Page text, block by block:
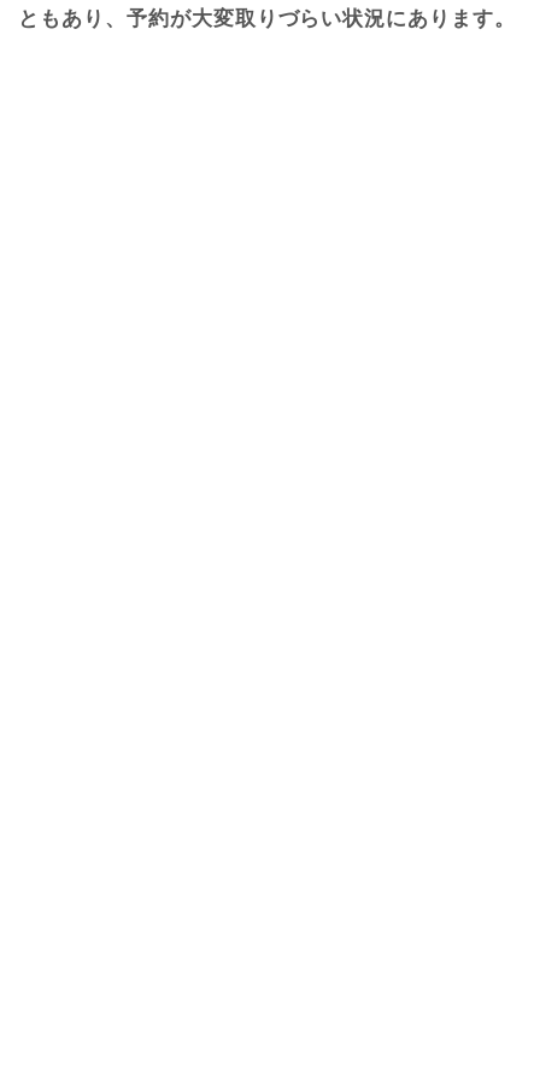
ともあり、予約が大変取りづらい状況にあります。